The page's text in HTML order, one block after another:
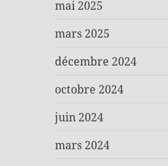
mai 2025
mars 2025
décembre 2024
octobre 2024
juin 2024
mars 2024